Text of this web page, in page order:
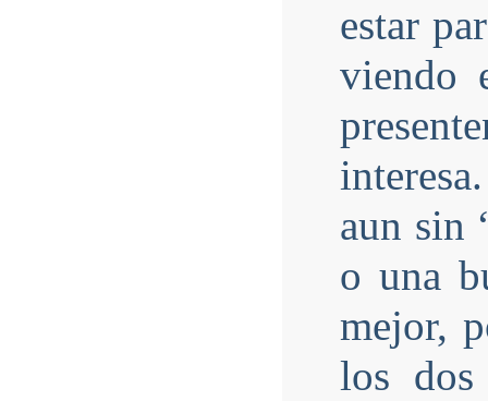
estar
viendo
aun sin
o una
mejor,
los